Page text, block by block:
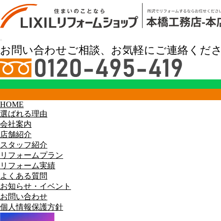
お問い合わせご相談、お気軽にご連絡くだ
HOME
選ばれる理由
会社案内
店舗紹介
スタッフ紹介
リフォームプラン
リフォーム実績
よくある質問
お知らせ・イベント
お問い合わせ
個人情報保護方針
リフォーム実績
HOME
リフォーム実績
洗面所
リビングに馴染む洗面台 ルミシス
リビングに馴染む洗面台 ルミシス